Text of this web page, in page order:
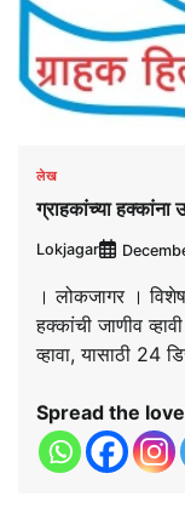
लेख
ग्राहकांच्या हक्कांना
Lokjagar
। लोकजागर ।
हक्कांची जाणीव
व्हावा, यासाठी 24
Spread the love